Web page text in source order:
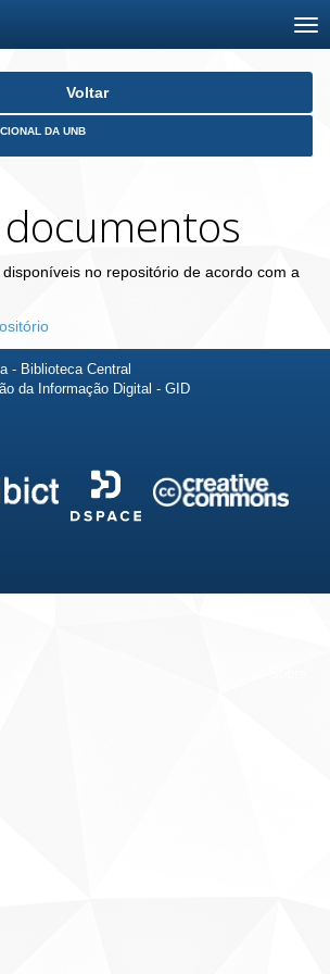
Voltar
DA UNB
no repositório de acordo com a
- Biblioteca Central
da Informação Digital - GID